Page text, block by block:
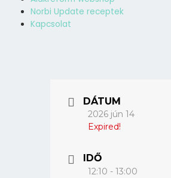
Norbi Update receptek
Kapcsolat
DÁTUM
2026 jún 14
Expired!
IDŐ
12:10 - 13:00